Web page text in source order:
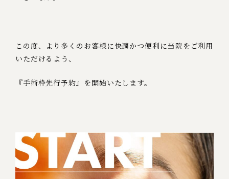
この度、より多くのお客様に快適かつ便利に当院をご利用
いただけるよう、
『手術枠先行予約』を開始いたします。